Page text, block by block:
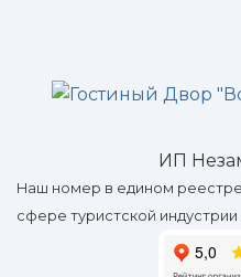
ИП
Наш номер в едином
сфере туристской индустрии